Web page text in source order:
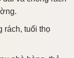
rách, tuổi thọ